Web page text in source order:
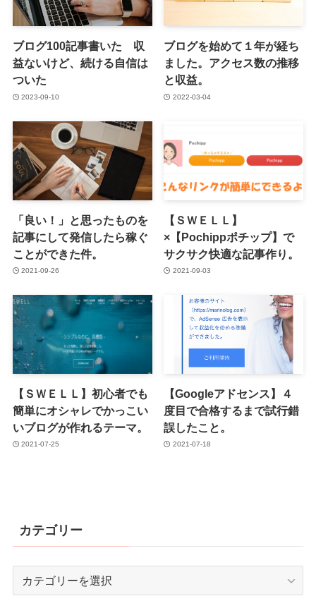
ブログ100記事書いた 収
益ないけど、続ける自信は
ついた
2023-09-10
ブログを始めて１年が経ち
ました。アクセス数の推移
と収益。
2022-03-04
「良い！」と思ったものを
記事にして発信したら稼ぐ
ことができた件。
2021-09-26
【ＳＷＥＬＬ】
×【Pochippポチップ】で
サクサク快適な記事作り。
2021-09-03
【ＳＷＥＬＬ】初心者でも
簡単にオシャレでかっこい
いブログが作れるテーマ。
2021-07-25
【Googleアドセンス】４
度目で合格するまで試行錯
誤したこと。
2021-07-18
カテゴリー